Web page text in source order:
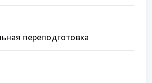
переподготовка